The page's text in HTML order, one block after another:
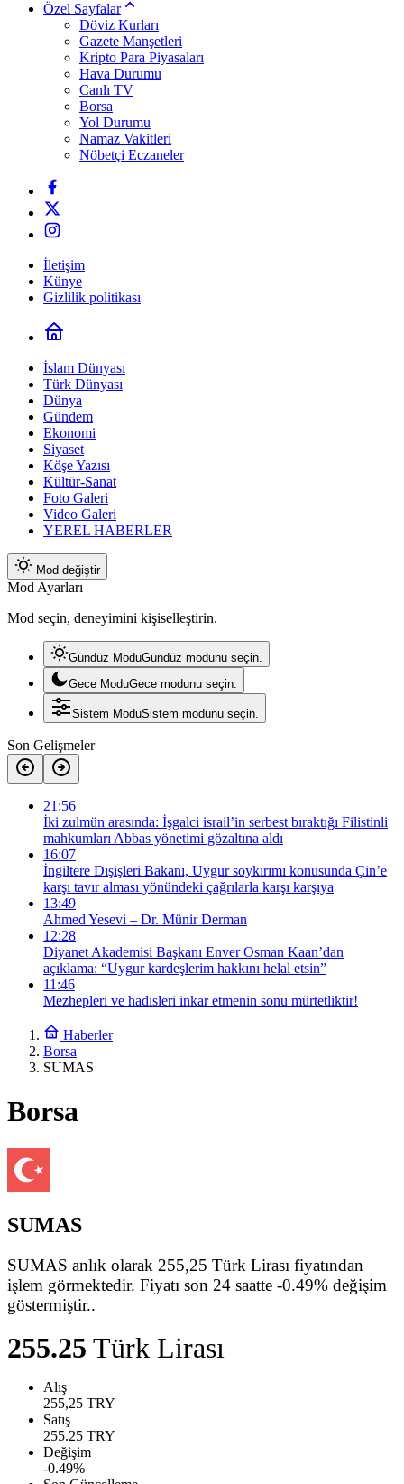
Özel Sayfalar
Döviz Kurları
Gazete Manşetleri
Kripto Para Piyasaları
Hava Durumu
Canlı TV
Borsa
Yol Durumu
Namaz Vakitleri
Nöbetçi Eczaneler
İletişim
Künye
Gizlilik politikası
İslam Dünyası
Türk Dünyası
Dünya
Gündem
Ekonomi
Siyaset
Köşe Yazısı
Kültür-Sanat
Foto Galeri
Video Galeri
YEREL HABERLER
Mod değiştir
Mod Ayarları
Mod seçin, deneyimini kişiselleştirin.
Gündüz ModuGündüz modunu seçin.
Gece ModuGece modunu seçin.
Sistem ModuSistem modunu seçin.
Son Gelişmeler
21:56
İki zulmün arasında: İşgalci israil’in serbest bıraktığı Filistinli
mahkumları Abbas yönetimi gözaltına aldı
16:07
İngiltere Dışişleri Bakanı, Uygur soykırımı konusunda Çin’e
karşı tavır alması yönündeki çağrılarla karşı karşıya
13:49
Ahmed Yesevi – Dr. Münir Derman
12:28
Diyanet Akademisi Başkanı Enver Osman Kaan’dan
açıklama: “Uygur kardeşlerim hakkını helal etsin”
11:46
Mezhepleri ve hadisleri inkar etmenin sonu mürtetliktir!
Haberler
Borsa
SUMAS
Borsa
SUMAS
SUMAS anlık olarak 255,25 Türk Lirası fiyatından
işlem görmektedir. Fiyatı son 24 saatte -0.49% değişim
göstermiştir..
255.25 Türk Lirası
Alış
255,25 TRY
Satış
255.25 TRY
Değişim
-0.49%